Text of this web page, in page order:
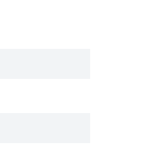
radzi sobie w swojej niszy,
które
na stronach internetowych.
zadania – i robią
czyli